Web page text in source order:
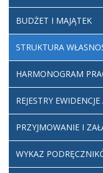
BUDŻET I MAJĄTEK
STRUKTURA
HARMONOGRAM
REJESTRY
PRZYJMOWANIE I
WYKAZ